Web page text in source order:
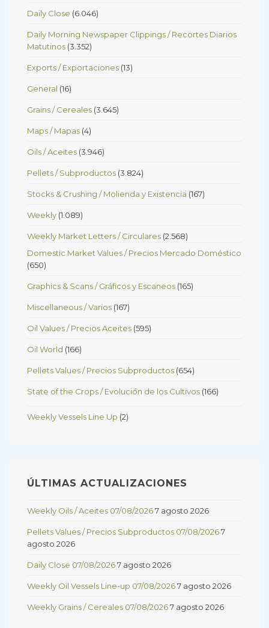
Daily Close (6.046)
Daily Morning Newspaper Clippings / Recortes Diarios
Matutinos (3.352)
Exports / Exportaciones (13)
General (16)
Grains / Cereales (3.645)
Maps / Mapas (4)
Oils / Aceites (3.946)
Pellets / Subproductos (3.824)
Stocks & Crushing / Molienda y Existencia (167)
Weekly (1.089)
Weekly Market Letters / Circulares (2.568)
Domestic Market Values / Precios Mercado Doméstico
(650)
Graphics & Scans / Gráficos y Escaneos (165)
Miscellaneous / Varios (167)
Oil Values / Precios Aceites (595)
Oil World (166)
Pellets Values / Precios Subproductos (654)
State of the Crops / Evolución de los Cultivos (166)
Weekly Vessels Line Up (2)
ÚLTIMAS ACTUALIZACIONES
Weekly Oils / Aceites 07/08/20267 agosto 2026
Pellets Values / Precios Subproductos 07/08/20267
agosto 2026
Daily Close 07/08/20267 agosto 2026
Weekly Oil Vessels Line-up 07/08/20267 agosto 2026
Weekly Grains / Cereales 07/08/20267 agosto 2026